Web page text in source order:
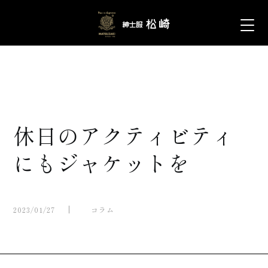
休日のアクティビティ
にもジャケットを
2023/01/27 コラム